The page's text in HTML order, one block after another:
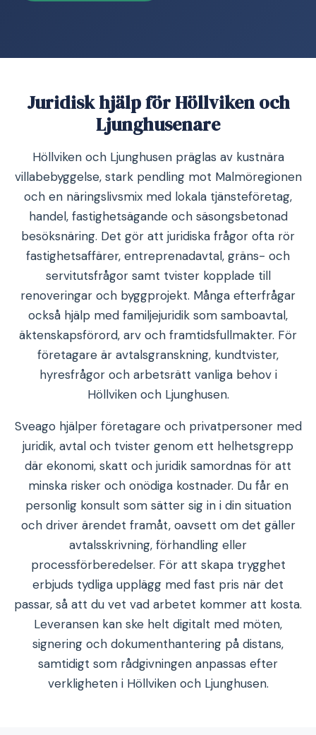
Juridisk hjälp för Höllviken och
Ljunghusenare
Höllviken och Ljunghusen präglas av kustnära
villabebyggelse, stark pendling mot Malmöregionen
och en näringslivsmix med lokala tjänsteföretag,
handel, fastighetsägande och säsongsbetonad
besöksnäring. Det gör att juridiska frågor ofta rör
fastighetsaffärer, entreprenadavtal, gräns- och
servitutsfrågor samt tvister kopplade till
renoveringar och byggprojekt. Många efterfrågar
också hjälp med familjejuridik som samboavtal,
äktenskapsförord, arv och framtidsfullmakter. För
företagare är avtalsgranskning, kundtvister,
hyresfrågor och arbetsrätt vanliga behov i
Höllviken och Ljunghusen.
Sveago hjälper företagare och privatpersoner med
juridik, avtal och tvister genom ett helhetsgrepp
där ekonomi, skatt och juridik samordnas för att
minska risker och onödiga kostnader. Du får en
personlig konsult som sätter sig in i din situation
och driver ärendet framåt, oavsett om det gäller
avtalsskrivning, förhandling eller
processförberedelser. För att skapa trygghet
erbjuds tydliga upplägg med fast pris när det
passar, så att du vet vad arbetet kommer att kosta.
Leveransen kan ske helt digitalt med möten,
signering och dokumenthantering på distans,
samtidigt som rådgivningen anpassas efter
verkligheten i Höllviken och Ljunghusen.